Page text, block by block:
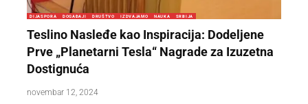
DIJASPORA DOGAĐAJI DRUŠTVO IZDVAJAMO NAUKA SRBIJA
Teslino Nasleđe kao Inspiracija: Dodeljene
Prve „Planetarni Tesla“ Nagrade za Izuzetna
Dostignuća
novembar 12, 2024